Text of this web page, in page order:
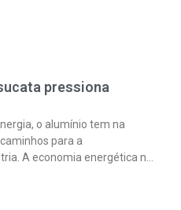
pressiona
o alumínio tem na
para a
A economia energética na
mais limpo, no entanto,